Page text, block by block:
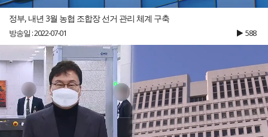
정부, 내년 3월 농협 조합장 선거 관리 체계 구축
방송일 : 2022-07-01 588